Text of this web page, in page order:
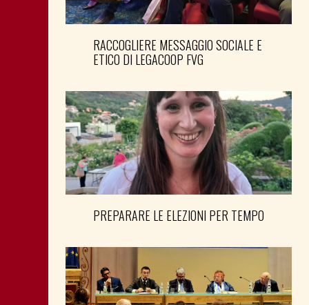
RACCOGLIERE MESSAGGIO SOCIALE E
ETICO DI LEGACOOP FVG
PREPARARE LE ELEZIONI PER TEMPO